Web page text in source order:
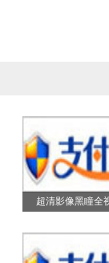
超清影像黑瞳全